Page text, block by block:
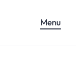
Menu